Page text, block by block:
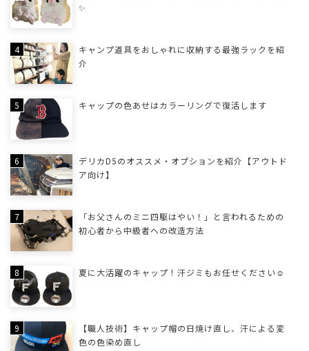
✨
キャンプ道具をおしゃれに収納する最強ラックを紹
介
キャップの色あせはカラーリングで復活します
デリカD5のオススメ・オプションを紹介【アウトド
ア向け】
「お父さんのミニ四駆はやい！」と言われるための
初心者から中級者への改造方法
夏に大活躍のキャップ！汗ジミもお任せください☺
【職人技術】キャップ帽の日焼け直し、汗による変
色の色染め直し